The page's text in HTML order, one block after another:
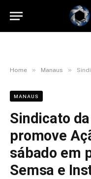
Home » Manaus » Sindicato
MANAUS
Sindicato
promove
sábado em
Semsa e